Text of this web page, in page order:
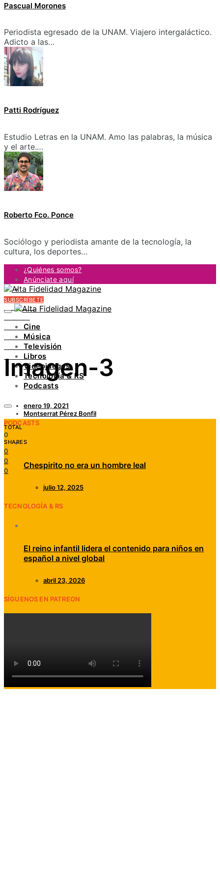
Pascual Morones
Periodista egresado de la UNAM. Viajero intergaláctico.
Adicto a las…
Patti Rodríguez
Estudio Letras en la UNAM. Amo las palabras, la música
y el arte.…
Roberto Fco. Ponce
Sociólogo y periodista amante de la tecnología, la
cultura, los deportes…
¿Quiénes somos?
Anúnciate aquí
Contacto
FACEBOOK
INSTAGRAM
PINTEREST
YOUTUBE
LINKEDIN
SUBSCRÍBETE
Cine
Música
Televisión
Libros
Videojuegos
Tecnología & RS
Podcasts
PODCASTS
Chespirito no era un hombre leal
julio 12, 2025
TECNOLOGÍA & RS
El reino infantil lidera el contenido para niños en
español a nivel global
abril 23, 2026
SÍGUENOS EN PATREON
Imagen-3
enero 19, 2021
Montserrat Pérez Bonfil
TOTAL
0
SHARES
0
0
0